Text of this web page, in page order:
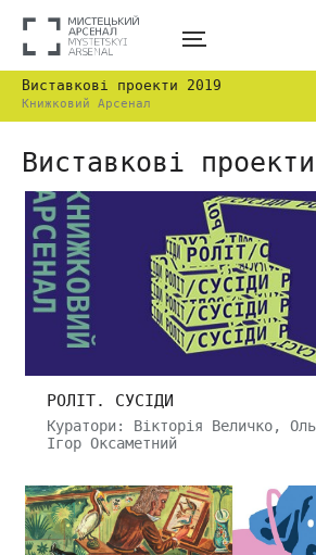
Виставкові проекти 2019
Книжковий Арсенал
Виставкові
РОЛІТ. СУСІДИ
Куратори: Вікторія Величко,
Ігор Оксаметний